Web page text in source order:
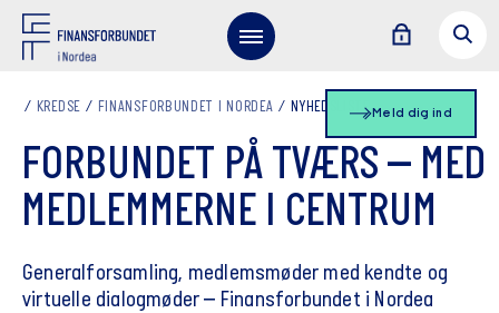
Meld dig ind
KREDSE FINANSFORBUNDET I NORDEA NYHEDSLISTE
FORBUNDET PÅ TVÆRS – MED
MEDLEMMERNE I CENTRUM
Generalforsamling, medlemsmøder med kendte og
virtuelle dialogmøder – Finansforbundet i Nordea